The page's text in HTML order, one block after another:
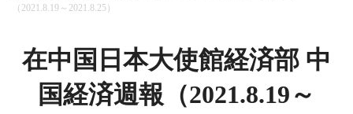
（2021.8.19～2021.8.25）
在中国日本大使館経済部 中
国経済週報（2021.8.19～